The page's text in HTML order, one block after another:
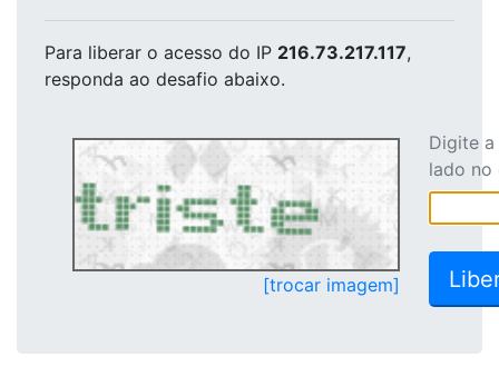
Para liberar o acesso do IP 216.73.217.117,
responda ao desafio abaixo.
[trocar imagem]
Digite
lado no